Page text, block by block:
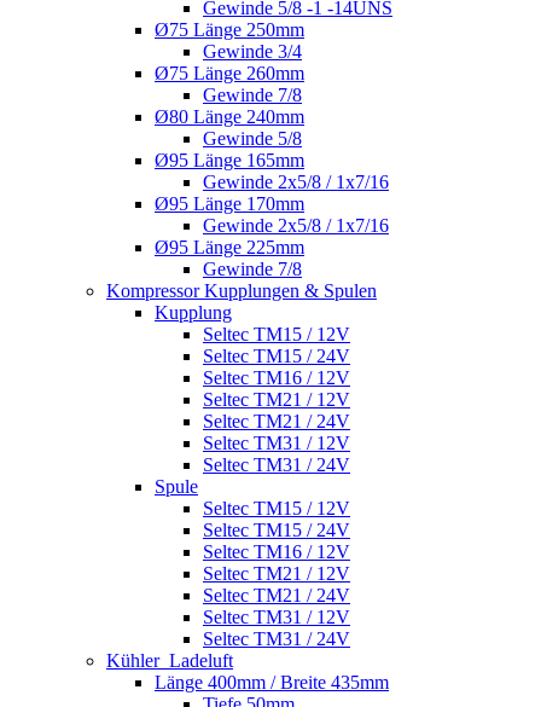
Gewinde 5/8 -1 -14UNS
Ø75 Länge 250mm
Gewinde 3/4
Ø75 Länge 260mm
Gewinde 7/8
Ø80 Länge 240mm
Gewinde 5/8
Ø95 Länge 165mm
Gewinde 2x5/8 / 1x7/16
Ø95 Länge 170mm
Gewinde 2x5/8 / 1x7/16
Ø95 Länge 225mm
Gewinde 7/8
Kompressor Kupplungen & Spulen
Kupplung
Seltec TM15 / 12V
Seltec TM15 / 24V
Seltec TM16 / 12V
Seltec TM21 / 12V
Seltec TM21 / 24V
Seltec TM31 / 12V
Seltec TM31 / 24V
Spule
Seltec TM15 / 12V
Seltec TM15 / 24V
Seltec TM16 / 12V
Seltec TM21 / 12V
Seltec TM21 / 24V
Seltec TM31 / 12V
Seltec TM31 / 24V
Kühler_Ladeluft
Länge 400mm / Breite 435mm